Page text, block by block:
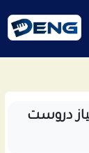
دروست